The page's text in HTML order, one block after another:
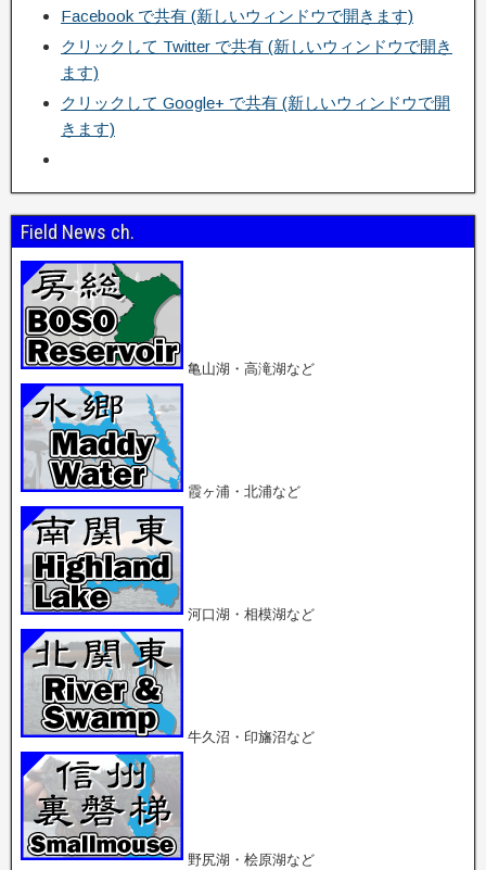
Facebook で共有 (新しいウィンドウで開きます)
クリックして Twitter で共有 (新しいウィンドウで開き
ます)
クリックして Google+ で共有 (新しいウィンドウで開
きます)
Field News ch.
亀山湖・高滝湖など
霞ヶ浦・北浦など
河口湖・相模湖など
牛久沼・印旛沼など
野尻湖・桧原湖など